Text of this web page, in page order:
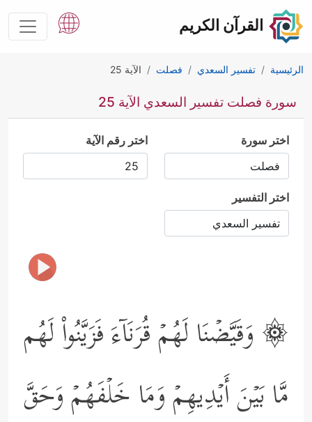
القرآن الكريم
الرئيسية تفسير السعدي فصلت الآية 25
سورة فصلت تفسير السعدي الآية 25
اختر سورة اختر رقم الآية
اختر التفسير
۞ وَقَیَّضۡنَا لَهُمۡ قُرَنَاۤءَ فَزَیَّنُواْ لَهُم
مَّا بَیۡنَ أَیۡدِیهِمۡ وَمَا خَلۡفَهُمۡ وَحَقَّ